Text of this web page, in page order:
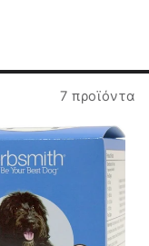
7 προϊόντα